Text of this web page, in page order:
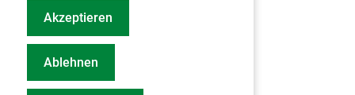
Akzeptieren
Ablehnen
Pressemitteilungen